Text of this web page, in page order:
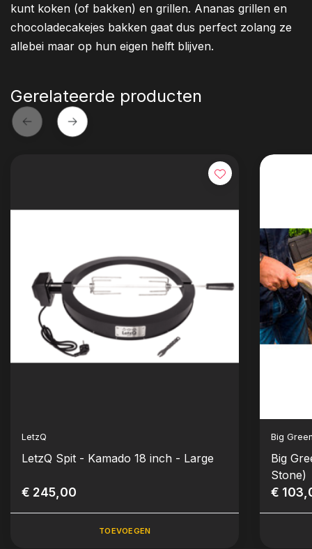
kunt koken (of bakken) en grillen. Ananas grillen en
chocoladecakejes bakken gaat dus perfect zolang ze
allebei maar op hun eigen helft blijven.
Gerelateerde producten
LetzQ
LetzQ Spit - Kamado 18 inch - Large
€ 245,00
TOEVOEGEN
Big
Big
Stone)
€